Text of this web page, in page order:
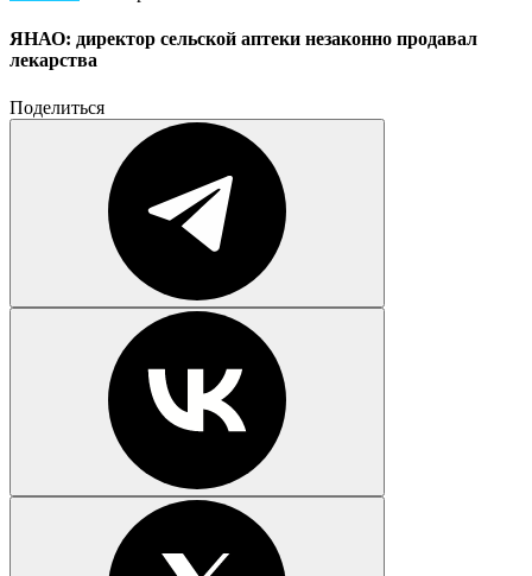
ЯНАО: директор сельской аптеки незаконно продавал
лекарства
Поделиться